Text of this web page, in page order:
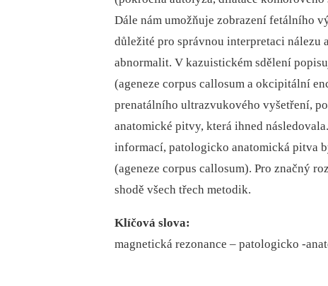
Dále nám umožňuje zobrazení fetálního
důležité pro správnou interpretaci
abnormalit. V kazuistickém sdělení
(ageneze corpus callosum a okcipitální
prenatálního ultrazvukového vyšetření,
anatomické pitvy, která ihned
informací, patologicko anatomická pitva
(ageneze corpus callosum). Pro značný
shodě všech třech metodik.
Klíčová slova:
magnetická rezonance –⁠ patologicko -